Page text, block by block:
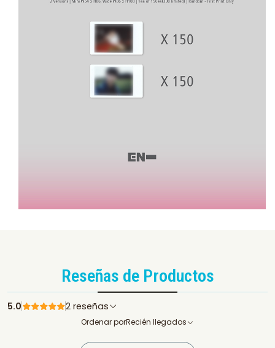
Reseñas de Productos
5.0 2 reseñas
Ordenar porRecién llegados